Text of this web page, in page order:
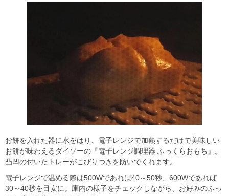
お餅を入れた器に水をはり、電子レンジで加熱するだけで美味しい
お餅が味わえるダイソーの『電子レンジ調理器 ふっくらおもち』。
凸凹の付いたトレーがこびりつきを防いでくれます。
電子レンジで温める際は500Wであれば40～50秒、600Wであれば
30～40秒を目安に。庫内の様子をチェックしながら、お好みのふっ